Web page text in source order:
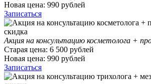
Новая цена: 990 рублей
Записаться
Акция на консультацию косметолога +
Старая цена: 6 500 рублей
Новая цена: 990 рублей
Записаться